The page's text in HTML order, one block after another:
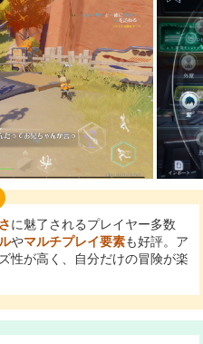
に魅了されるプレイヤー多数
やマルチプレイ要素も好評。ア
性が高く、自分だけの冒険が楽